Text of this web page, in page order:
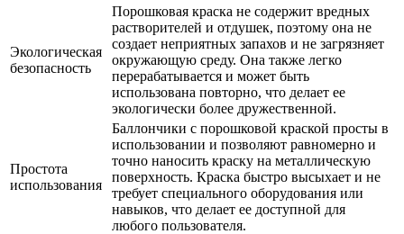
Экологическая
безопасность
Порошковая краска не содержит вредных
растворителей и отдушек, поэтому она не
создает неприятных запахов и не загрязняет
окружающую среду. Она также легко
перерабатывается и может быть
использована повторно, что делает ее
экологически более дружественной.
Простота
использования
Баллончики с порошковой краской просты в
использовании и позволяют равномерно и
точно наносить краску на металлическую
поверхность. Краска быстро высыхает и не
требует специального оборудования или
навыков, что делает ее доступной для
любого пользователя.